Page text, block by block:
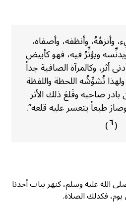
وأنزهُهُ، وأنظفه، وأصفاه،
ويؤثِّرُ فيه، فهو كأبيض
أثر، وكالمرآة الصافية جداً
تُشوِّشُه اللحظة واللفظة
بادر صاحبه وقَلعَ ذلك الأثر
طبعاً يتعسر عليه قلعه”.
(٦)
الله عليه وسلم، كنهر بباب أحدنا
فكذلك الصلاة.